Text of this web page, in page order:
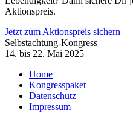
Aktionspreis.
Jetzt zum Aktionspreis sichern
Selbstachtung-Kongress
14. bis 22. Mai 2025
Home
Kongresspaket
Datenschutz
Impressum